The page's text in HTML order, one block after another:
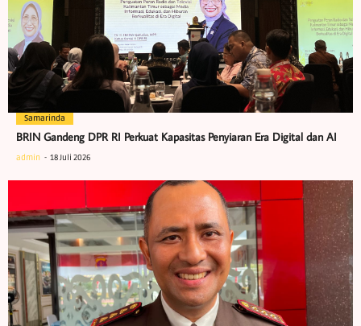
Samarinda
BRIN Gandeng DPR RI Perkuat Kapasitas Penyiaran Era Digital dan AI
admin 18 Juli 2026